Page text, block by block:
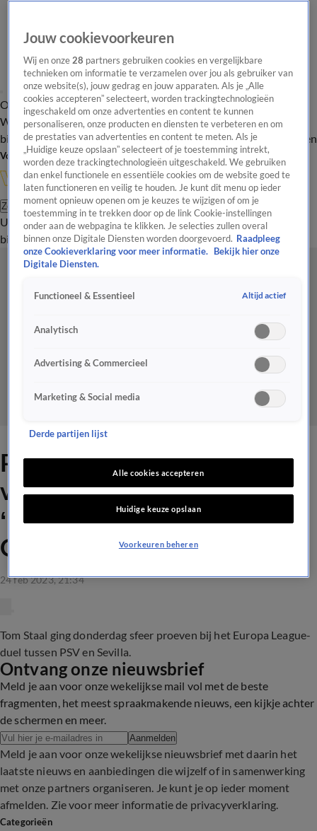
Overzicht Onze programma's Uitzendingen Onze gezichten
In de
WandelgangenInterviewsUitzending
bijwonenPodcastShopVeelgestelde vragenKijkersvraag insturen
Volg Vandaag Inside
Zoeken
UitzendingenVandaag InsideDe OranjezomerShopUitzending
bijwonen
PSV-supporter emotioneel
voor camera Tom Staal:
‘Komt dit in Veronica
Offside?’
24 feb 2023, 21:34
Tom Staal ging donderdag sfeer proeven bij het Europa League-
duel tussen PSV en Sevilla.
Ontvang onze nieuwsbrief
Meld je aan voor onze wekelijkse mail vol met de beste
fragmenten, het meest spraakmakende nieuws, een kijkje achter
de schermen en meer.
Aanmelden
Meld je aan voor onze wekelijkse nieuwsbrief met daarin het
laatste nieuws en aanbiedingen die wijzelf of in samenwerking
met onze partners organiseren. Je kunt je op ieder moment
afmelden. Zie voor meer informatie de privacyverklaring.
Categorieën
Jouw cookievoorkeuren
Wij en onze28 partners gebruiken cookies en vergelijkbare
technieken om informatie te verzamelen over jou als gebruiker van
onze website(s), jouw gedrag en jouw apparaten. Als je „Alle
cookies accepteren” selecteert, worden trackingtechnologieën
ingeschakeld om onze advertenties en content te kunnen
personaliseren, onze producten en diensten te verbeteren en om
de prestaties van advertenties en content te meten. Als je
„Huidige keuze opslaan” selecteert of je toestemming intrekt,
worden deze trackingtechnologieën uitgeschakeld. We gebruiken
dan enkel functionele en essentiële cookies om de website goed te
laten functioneren en veilig te houden. Je kunt dit menu op ieder
moment opnieuw openen om je keuzes te wijzigen of om je
toestemming in te trekken door op de link Cookie-instellingen
onder aan de webpagina te klikken. Je selecties zullen overal
binnen onze Digitale Diensten worden doorgevoerd. Raadpleeg
onze Cookieverklaring voor meer informatie.
Bekijk hier onze
Digitale Diensten.
Functioneel & Essentieel Altijd actief
Analytisch
Advertising & Commercieel
Marketing & Social media
Derde partijen lijst
Alle cookies accepteren
Huidige keuze opslaan
Voorkeuren beheren